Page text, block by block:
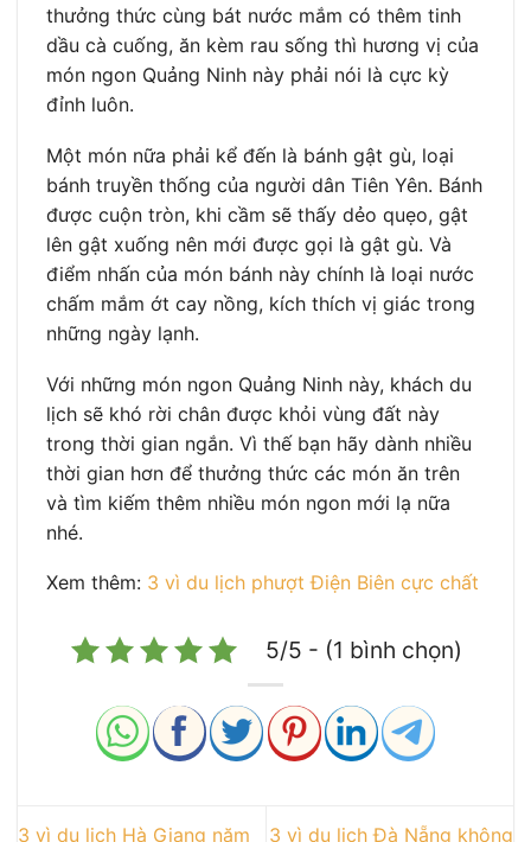
thưởng thức cùng bát nước mắm có thêm tinh
dầu cà cuống, ăn kèm rau sống thì hương vị của
món ngon Quảng Ninh này phải nói là cực kỳ
đỉnh luôn.
Một món nữa phải kể đến là bánh gật gù, loại
bánh truyền thống của người dân Tiên Yên. Bánh
được cuộn tròn, khi cầm sẽ thấy dẻo quẹo, gật
lên gật xuống nên mới được gọi là gật gù. Và
điểm nhấn của món bánh này chính là loại nước
chấm mắm ớt cay nồng, kích thích vị giác trong
những ngày lạnh.
Với những món ngon Quảng Ninh này, khách du
lịch sẽ khó rời chân được khỏi vùng đất này
trong thời gian ngắn. Vì thế bạn hãy dành nhiều
thời gian hơn để thưởng thức các món ăn trên
và tìm kiếm thêm nhiều món ngon mới lạ nữa
nhé.
Xem thêm: 3 vì du lịch phượt Điện Biên cực chất
5/5 - (1 bình chọn)
3 vì du lịch Hà Giang năm
3 vì du lịch Đà Nẵng không